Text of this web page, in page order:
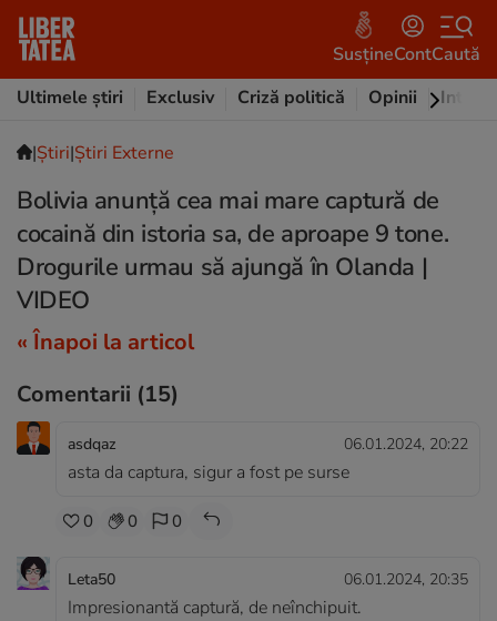
SusțineContCaută
Ultimele știri
Exclusiv Criză politică Opinii
|Ştiri|Știri Externe
Bolivia anunță cea mai mare captură de
cocaină din istoria sa, de aproape 9 tone.
Drogurile urmau să ajungă în Olanda |
VIDEO
« Înapoi la articol
Comentarii (15)
asdqaz 06.01.2024, 20:22
asta da captura, sigur a fost pe surse
0 0 0
Leta50 06.01.2024, 20:35
Impresionantă captură, de neînchipuit.